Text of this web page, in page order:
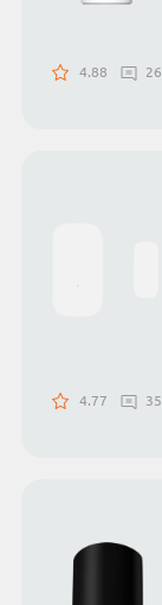
4.88 26
4.77 35